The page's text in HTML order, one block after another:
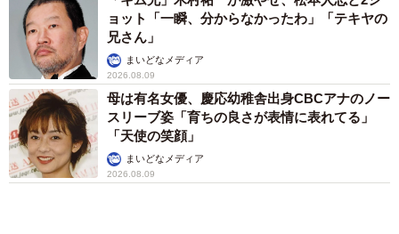
ョット「一瞬、分からなかったわ」「テキヤの
兄さん」
まいどなメディア
2026.08.09
母は有名女優、慶応幼稚舎出身CBCアナのノー
スリーブ姿「育ちの良さが表情に表れてる」
「天使の笑顔」
まいどなメディア
2026.08.09